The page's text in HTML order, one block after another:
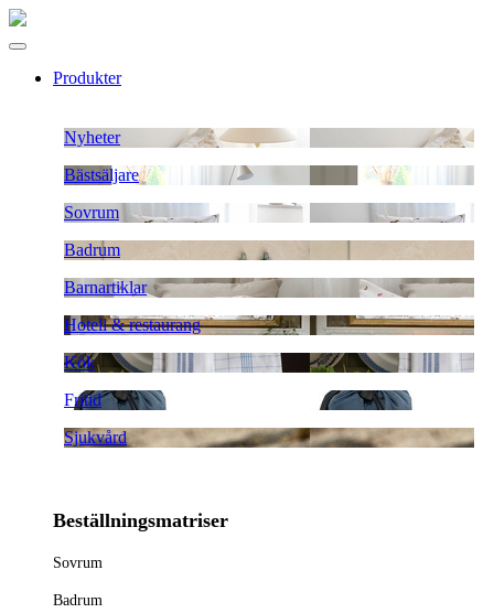
Produkter
Nyheter
Bästsäljare
Sovrum
Badrum
Barnartiklar
Hotell & restaurang
Kök
Fritid
Sjukvård
Beställningsmatriser
Sovrum
Badrum